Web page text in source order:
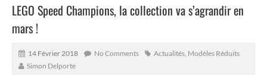
LEGO Speed Champions, la collection va s’agrandir en
mars !
14 Février 2018 No Comments Actualités Modèles Réduits
Simon Delporte